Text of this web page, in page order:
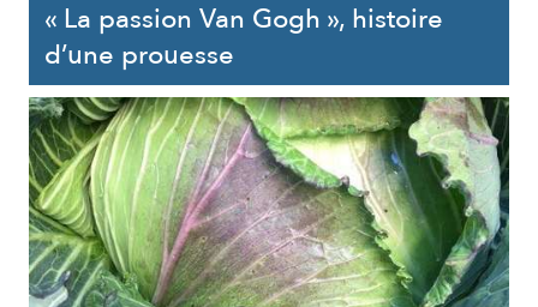
« La passion Van Gogh », histoire
d’une prouesse